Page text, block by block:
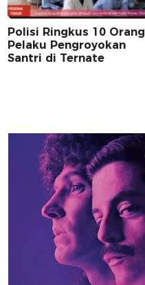
Polisi Ringkus 10 Orang
Pelaku Pengroyokan
Santri di Ternate